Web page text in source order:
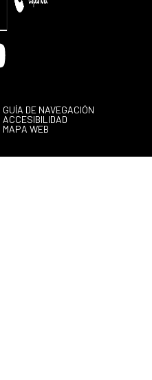
GUÍA DE NAVEGACIÓN
ACCESIBILIDAD
MAPA WEB